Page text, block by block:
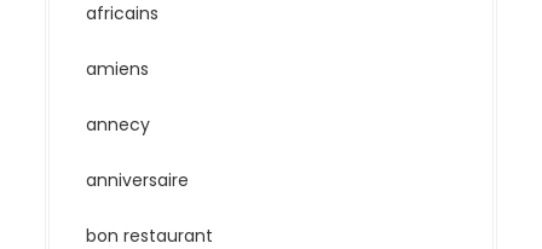
africains
amiens
annecy
anniversaire
bon restaurant